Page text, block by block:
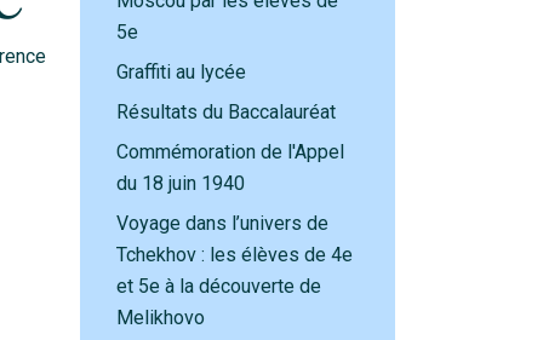
5e
Graffiti au lycée
Résultats du Baccalauréat
Commémoration de l'Appel
du 18 juin 1940
Voyage dans l’univers de
Tchekhov : les élèves de 4e
et 5e à la découverte de
Melikhovo